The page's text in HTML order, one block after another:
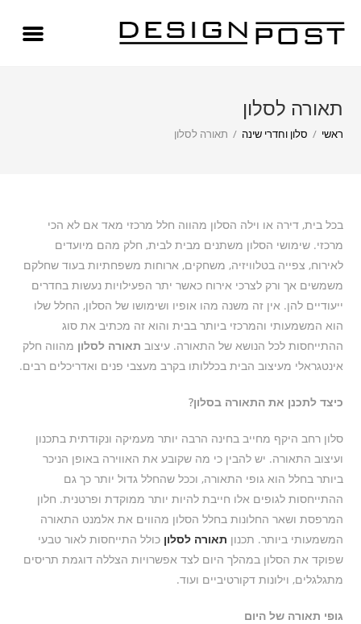
תאורה לסלון
ראשי / סלון וחדרי שינה / תאורה לסלון
בכל בית, דירה או וילה הסלון מהווה חלל מרכזי מאד אם לא הכי
מרכזי. שימושי הסלון משתנים מבית לבית, חלק מהם מיועדים
לאירוח, צפייה בטלוויזיה, משחקים, ארוחות משפחתיות בעוד שחלקם
משמשים אך ורק לצרכי אירוח כאשר יתר הפעילויות נעשות בחדרים
ייעודיים להן. אין זה משנה מהו אופיו ושימושו של הסלון, החלל שלו
הוא המשמעותי והמרכזי ביותר בבית והוא זה מכתיב את סוג
ההתייחסות לכל הנושא של התאורה. עיצוב תאורה לסלון מהווה חלק
אינטגראלי מעיצוב הבית בכללותו בקרב מעצבי פנים ואדריכלים רבים.
כיצד לתכנן את התאורה בסלון?
סלון רחב היקף מחייב בחינה הרבה יותר מעמיקה ונקודתית בתכנון
ועיצוב התאורה. יש להבין כי מה שקובע את האווירה באופן הניכר
ביותר בחלל הוא גופי התאורה, וככל שהחלל גדול יותר כך גם
ההתייחסות לגופים אלו חייבת להיות יותר ממוקדת ופרטנית. חלון
המרפסת ושאר החלונות בחלל הסלון מהווים את אלמנט התאורה
המשמעותי ביותר. תכנון תאורה לסלוןכולל התייחסות לאור טבעי
שפוקד את הסלון במהלך היום לצד אפשרויות הצללה דוגמת תריסים
מתגלגלים, וילונות דקורטיביים ועוד.
גופי תאורה של היום